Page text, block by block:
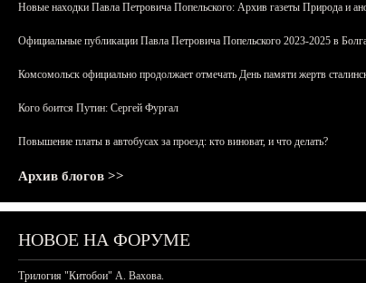
Новые находки Павла Петровича Попельского: Архив газеты Природа и
Официальные публикации Павла Петровича Попельского 2023-2025 в
Комсомольск официально продолжает отмечать День памяти жертв
Кого боится Путин: Сергей Фургал
Повышение платы в автобусах за проезд: кто виноват, и что делать?
Архив блогов >>
НОВОЕ НА ФОРУМЕ
Трилогия "Китобои" А. Вахова.